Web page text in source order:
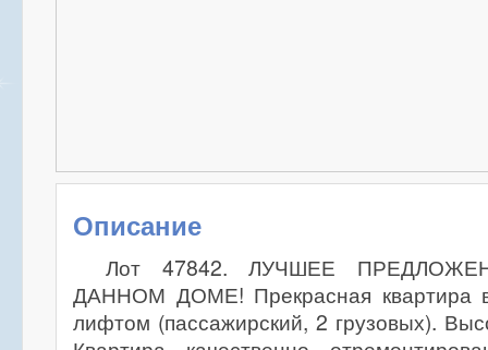
Описание
Лот 47842. ЛУЧШЕЕ
ДАННОМ ДОМЕ! Прекрасная квартира
лифтом (пассажирский, 2 грузовых).